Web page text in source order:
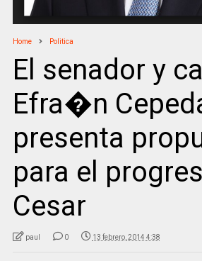
Home Politica
El senador y
Efra�n
presenta
para el
Cesar
paul 0 13 febrero, 2014 4:38